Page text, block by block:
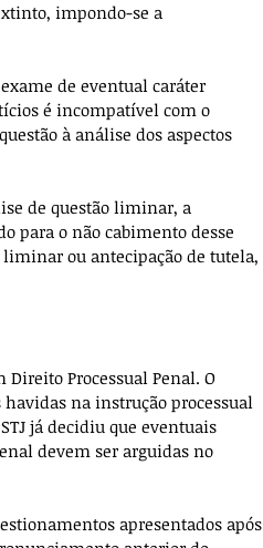
impondo-se a
de eventual caráter
é incompatível com o
à análise dos aspectos
de questão liminar, a
para o não cabimento desse
ou antecipação de tutela,
Processual Penal. O
na instrução processual
já decidiu que eventuais
devem ser arguidas no
apresentados após